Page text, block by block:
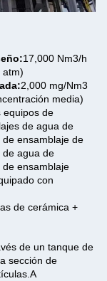
17,000 Nm3/h
atm)
2,000 mg/Nm3
media)
equipos de
de agua de
ensamblaje de
de agua de
ensamblaje
con
de cerámica +
de un tanque de
sección de